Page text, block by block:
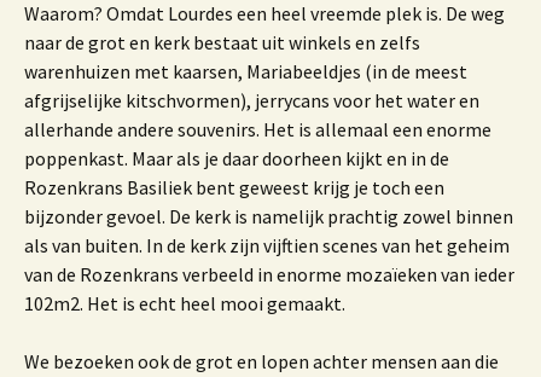
Waarom? Omdat Lourdes een heel vreemde plek is. De weg
naar de grot en kerk bestaat uit winkels en zelfs
warenhuizen met kaarsen, Mariabeeldjes (in de meest
afgrijselijke kitschvormen), jerrycans voor het water en
allerhande andere souvenirs. Het is allemaal een enorme
poppenkast. Maar als je daar doorheen kijkt en in de
Rozenkrans Basiliek bent geweest krijg je toch een
bijzonder gevoel. De kerk is namelijk prachtig zowel binnen
als van buiten. In de kerk zijn vijftien scenes van het geheim
van de Rozenkrans verbeeld in enorme mozaïeken van ieder
102m2. Het is echt heel mooi gemaakt.
We bezoeken ook de grot en lopen achter mensen aan die